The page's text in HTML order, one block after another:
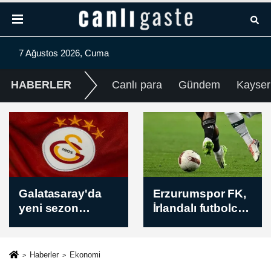
7 Ağustos 2026, Cuma
HABERLER Canlı para Gündem
Erzurumspor FK,
İrlandalı futbolcu
ABD'den İran ile
bağlantılı kripto
Haberler Ekonomi